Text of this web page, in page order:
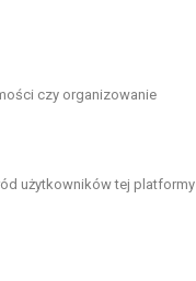
czy organizowanie
użytkowników tej platformy